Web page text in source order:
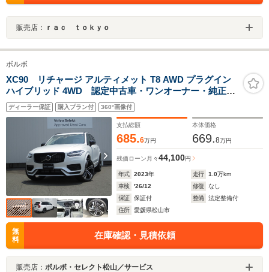
販売店： ｒａｃ ｔｏｋｙｏ
ボルボ
XC90 リチャージ アルティメット T8 AWD プラグイン
ハイブリッド 4WD 認定中古車・ワンオーナー・純正ド
ラレコ・グーグル搭載・B&W プレミアムサウンドシステ
ム・22インチ純正AW・パノラマガラスサンルーフ・ステ
アリングホイールヒーター
ディーラー保証 購入プラン付 360°画像付
支払総額
685.6万円
本体価格
669.8万円
残価ローン 月々44,100円
年式 2023年 走行 1.0万km
車検
'26/12 修復
なし
保証
保証付 整備
法定整備付
住所
愛媛県松山市
無
料
在庫確認・見積依頼
販売店： ボルボ・セレクト松山／サービス